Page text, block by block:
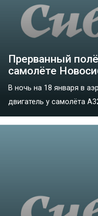
Прерванный
самолёте
В ночь на 18 января в
двигатель у самолёта